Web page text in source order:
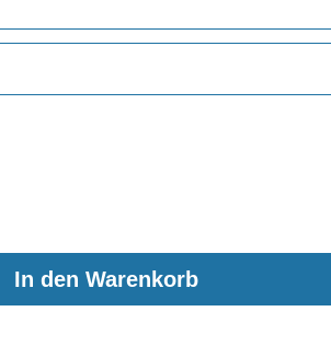
In den Warenkorb